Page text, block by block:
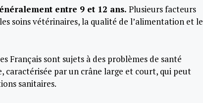
entre 9 et 12 ans. Plusieurs facteurs
soins vétérinaires, la qualité de l’alimentation et le
Français sont sujets à des problèmes de santé
caractérisée par un crâne large et court, qui peut
sanitaires.